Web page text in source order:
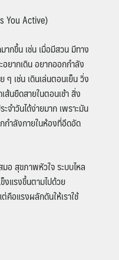
You Active)
ากขึ้น เช่น เมื่อมีสวน มีทาง
อยากเดิน อยากออกกำลัง
ๆ เช่น เดินเล่นตอนเย็น วิ่ง
ส้นยืดสายในตอนเช้า สิ่ง
จำวันได้ง่ายมาก เพราะมัน
กำลังกายในห้องที่อึดอัด
มอ สุขภาพหัวใจ ระบบไหล
งแรงขึ้นตามไปด้วย
คือแรงผลักดันให้เราใช้